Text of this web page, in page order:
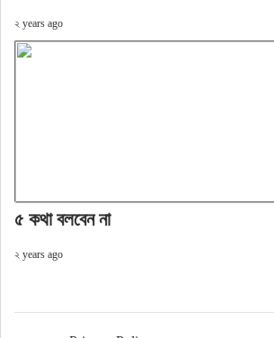
২ years ago
৫ কথা বলবেন না
২ years ago